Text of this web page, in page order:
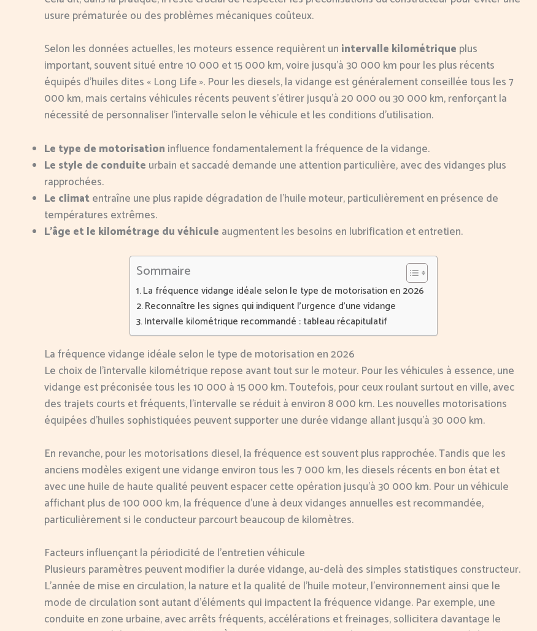
usure prématurée ou des problèmes mécaniques coûteux.
Selon les données actuelles, les moteurs essence requièrent un intervalle kilométrique plus
important, souvent situé entre 10 000 et 15 000 km, voire jusqu’à 30 000 km pour les plus récents
équipés d’huiles dites « Long Life ». Pour les diesels, la vidange est généralement conseillée tous les 7
000 km, mais certains véhicules récents peuvent s’étirer jusqu’à 20 000 ou 30 000 km, renforçant la
nécessité de personnaliser l’intervalle selon le véhicule et les conditions d’utilisation.
Le type de motorisation influence fondamentalement la fréquence de la vidange.
Le style de conduite urbain et saccadé demande une attention particulière, avec des vidanges plus
rapprochées.
Le climatentraîne une plus rapide dégradation de l’huile moteur, particulièrement en présence de
températures extrêmes.
L’âge et le kilométrage du véhicule augmentent les besoins en lubrification et entretien.
Sommaire
La fréquence vidange idéale selon le type de motorisation en 2026
Reconnaître les signes qui indiquent l’urgence d’une vidange
Intervalle kilométrique recommandé : tableau récapitulatif
La fréquence vidange idéale selon le type de motorisation en 2026
Le choix de l’intervalle kilométrique repose avant tout sur le moteur. Pour les véhicules à essence, une
vidange est préconisée tous les 10 000 à 15 000 km. Toutefois, pour ceux roulant surtout en ville, avec
des trajets courts et fréquents, l’intervalle se réduit à environ 8 000 km. Les nouvelles motorisations
équipées d’huiles sophistiquées peuvent supporter une durée vidange allant jusqu’à 30 000 km.
En revanche, pour les motorisations diesel, la fréquence est souvent plus rapprochée. Tandis que les
anciens modèles exigent une vidange environ tous les 7 000 km, les diesels récents en bon état et
avec une huile de haute qualité peuvent espacer cette opération jusqu’à 30 000 km. Pour un véhicule
affichant plus de 100 000 km, la fréquence d’une à deux vidanges annuelles est recommandée,
particulièrement si le conducteur parcourt beaucoup de kilomètres.
Facteurs influençant la périodicité de l’entretien véhicule
Plusieurs paramètres peuvent modifier la durée vidange, au-delà des simples statistiques constructeur.
L’année de mise en circulation, la nature et la qualité de l’huile moteur, l’environnement ainsi que le
mode de circulation sont autant d’éléments qui impactent la fréquence vidange. Par exemple, une
conduite en zone urbaine, avec arrêts fréquents, accélérations et freinages, sollicitera davantage le